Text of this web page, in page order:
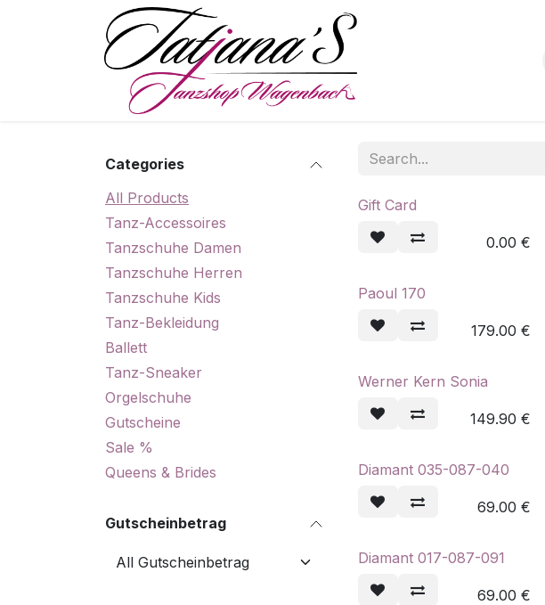
Categories
All Products
Tanz-Accessoires
Tanzschuhe Damen
Tanzschuhe Herren
Tanzschuhe Kids
Tanz-Bekleidung
Ballett
Tanz-Sneaker
Orgelschuhe
Gutscheine
Sale %
Queens & Brides
Gutscheinbetrag
Gift Card
0.00 €
Paoul 170
179.00 €
Werner Kern Sonia
149.90 €
Diamant 035-087-040
69.00 €
Diamant 017-087-091
69.00 €